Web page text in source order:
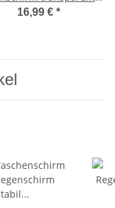
Automatik
16,99 € *